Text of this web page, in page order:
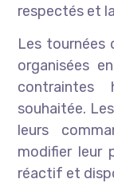
respectés et
Les tournées
organisées
souhaitée.
leurs
modifier leur
réactif et